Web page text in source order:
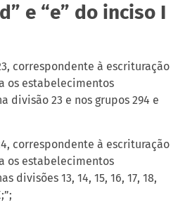
e “e” do inciso I
correspondente à escrituração
os estabelecimentos
divisão 23 e nos grupos 294 e
correspondente à escrituração
os estabelecimentos
divisões 13, 14, 15, 16, 17, 18,